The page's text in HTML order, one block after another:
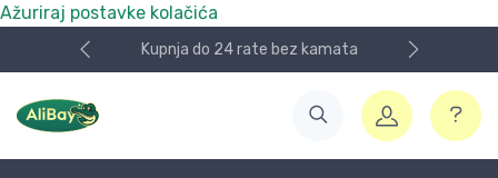
Ažuriraj postavke kolačića
Kupnja do 24 rate bez kamata